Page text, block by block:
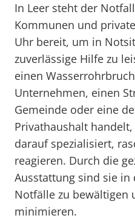
In Leer steht der
Kommunen und
Uhr bereit, um in
zuverlässige Hilfe zu
einen
Unternehmen, einen
Gemeinde oder eine
Privathaushalt
darauf spezialisiert,
reagieren. Durch die
Ausstattung sind sie in
Notfälle zu bewältigen
minimieren.